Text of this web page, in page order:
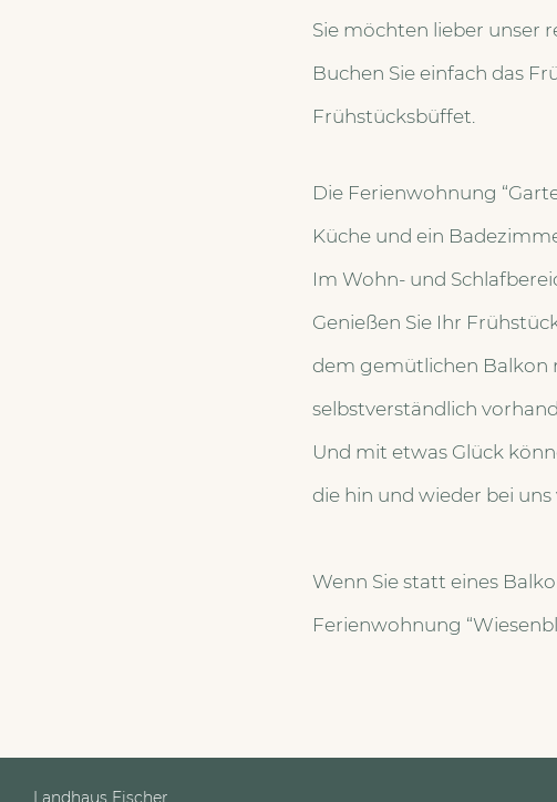
Sie möchten lieber unser
Buchen Sie einfach das
Frühstücksbüffet.
Die Ferienwohnung
Küche und ein
Im Wohn- und
Genießen Sie Ihr
dem gemütlichen Balkon
selbstverständlich
Und mit etwas Glück
die hin und wieder bei
Wenn Sie statt eines
Ferienwohnung
Landhaus Fischer